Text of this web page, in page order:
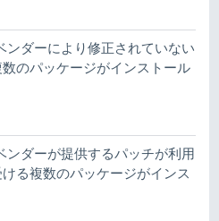
ダーにより修正されていない
のパッケージがインストール
ダーが提供するパッチが利用
る複数のパッケージがインス